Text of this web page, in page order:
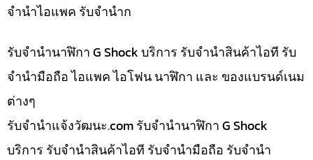
จำนำไอแพค รับจำนำก
รับจำนำนาฬิกา G Shock บริการ รับจำนำสินค้าไอที รับ
จำนำมือถือ ไอแพค ไอโฟน นาฬิกา และ ของแบรนด์เนม
ต่างๆ
รับจํานําแจ้งวัฒนะ.com รับจำนำนาฬิกา G Shock
บริการ รับจำนำสินค้าไอที รับจำนำมือถือ รับจำนำ